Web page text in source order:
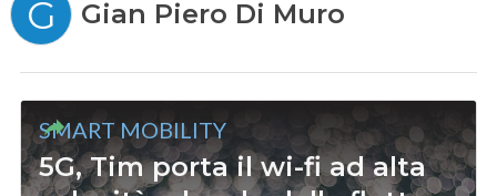
G Gian Piero Di Muro
SMART MOBILITY
5G, Tim porta il wi-fi ad alta